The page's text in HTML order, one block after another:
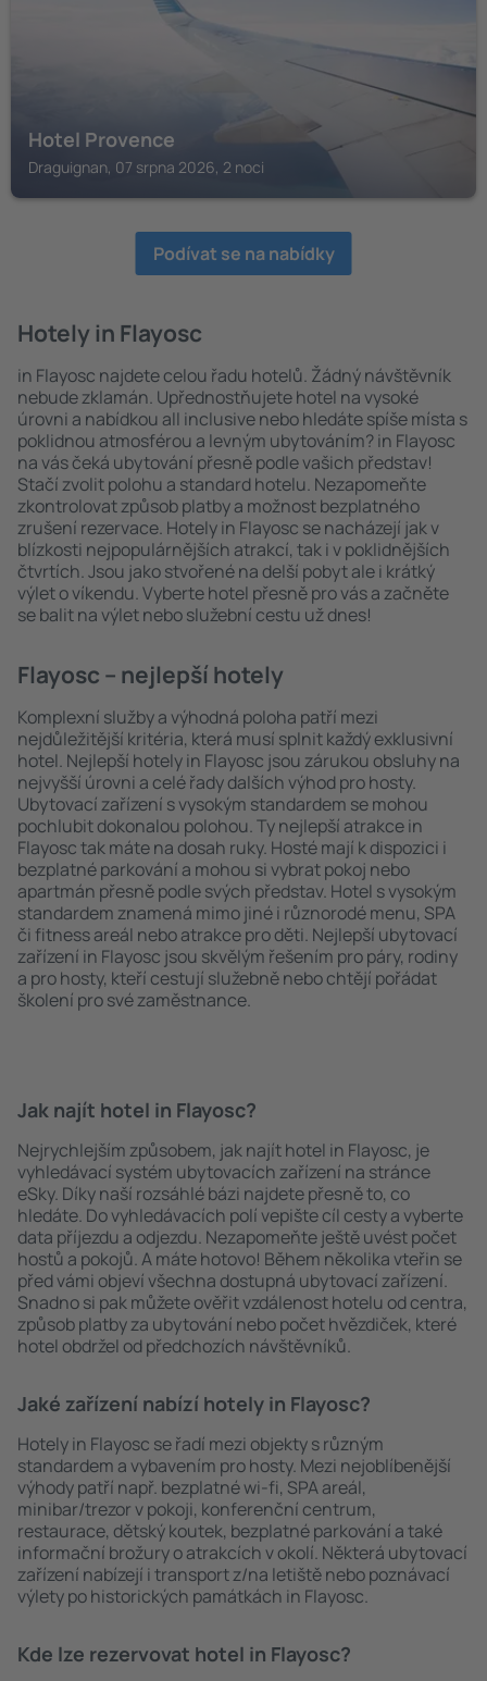
Hotel Provence
Draguignan, 07 srpna 2026, 2 noci
Podívat se na nabídky
Hotely in Flayosc
in Flayosc najdete celou řadu hotelů. Žádný návštěvník
nebude zklamán. Upřednostňujete hotel na vysoké
úrovni a nabídkou all inclusive nebo hledáte spíše místa s
poklidnou atmosférou a levným ubytováním? in Flayosc
na vás čeká ubytování přesně podle vašich představ!
Stačí zvolit polohu a standard hotelu. Nezapomeňte
zkontrolovat způsob platby a možnost bezplatného
zrušení rezervace. Hotely in Flayosc se nacházejí jak v
blízkosti nejpopulárnějších atrakcí, tak i v poklidnějších
čtvrtích. Jsou jako stvořené na delší pobyt ale i krátký
výlet o víkendu. Vyberte hotel přesně pro vás a začněte
se balit na výlet nebo služební cestu už dnes!
Flayosc – nejlepší hotely
Komplexní služby a výhodná poloha patří mezi
nejdůležitější kritéria, která musí splnit každý exklusivní
hotel. Nejlepší hotely in Flayosc jsou zárukou obsluhy na
nejvyšší úrovni a celé řady dalších výhod pro hosty.
Ubytovací zařízení s vysokým standardem se mohou
pochlubit dokonalou polohou. Ty nejlepší atrakce in
Flayosc tak máte na dosah ruky. Hosté mají k dispozici i
bezplatné parkování a mohou si vybrat pokoj nebo
apartmán přesně podle svých představ. Hotel s vysokým
standardem znamená mimo jiné i různorodé menu, SPA
či fitness areál nebo atrakce pro děti. Nejlepší ubytovací
zařízení in Flayosc jsou skvělým řešením pro páry, rodiny
a pro hosty, kteří cestují služebně nebo chtějí pořádat
školení pro své zaměstnance.
Jak najít hotel in Flayosc?
Nejrychlejším způsobem, jak najít hotel in Flayosc, je
vyhledávací systém ubytovacích zařízení na stránce
eSky. Díky naší rozsáhlé bázi najdete přesně to, co
hledáte. Do vyhledávacích polí vepište cíl cesty a vyberte
data příjezdu a odjezdu. Nezapomeňte ještě uvést počet
hostů a pokojů. A máte hotovo! Během několika vteřin se
před vámi objeví všechna dostupná ubytovací zařízení.
Snadno si pak můžete ověřit vzdálenost hotelu od centra,
způsob platby za ubytování nebo počet hvězdiček, které
hotel obdržel od předchozích návštěvníků.
Jaké zařízení nabízí hotely in Flayosc?
Hotely in Flayosc se řadí mezi objekty s různým
standardem a vybavením pro hosty. Mezi nejoblíbenější
výhody patří např. bezplatné wi-fi, SPA areál,
minibar/trezor v pokoji, konferenční centrum,
restaurace, dětský koutek, bezplatné parkování a také
informační brožury o atrakcích v okolí. Některá ubytovací
zařízení nabízejí i transport z/na letiště nebo poznávací
výlety po historických památkách in Flayosc.
Kde lze rezervovat hotel in Flayosc?